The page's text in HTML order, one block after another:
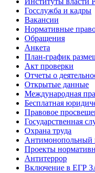
Госслужба и кадры
Вакансии
Нормативные
Обращения
Анкета
План-график
Акт проверки
Отчеты о
Открытые данные
Международная
Бесплатная
Правовое
Государственная
Охрана труда
Антимонопольный
Проекты
Антитеррор
Включение в ЕГР